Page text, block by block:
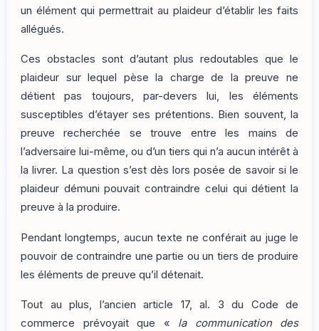
un élément qui permettrait au plaideur d’établir les faits
allégués.
Ces obstacles sont d’autant plus redoutables que le
plaideur sur lequel pèse la charge de la preuve ne
détient pas toujours, par-devers lui, les éléments
susceptibles d’étayer ses prétentions. Bien souvent, la
preuve recherchée se trouve entre les mains de
l’adversaire lui-même, ou d’un tiers qui n’a aucun intérêt à
la livrer. La question s’est dès lors posée de savoir si le
plaideur démuni pouvait contraindre celui qui détient la
preuve à la produire.
Pendant longtemps, aucun texte ne conférait au juge le
pouvoir de contraindre une partie ou un tiers de produire
les éléments de preuve qu’il détenait.
Tout au plus, l’ancien article 17, al. 3 du Code de
commerce prévoyait que « la communication des